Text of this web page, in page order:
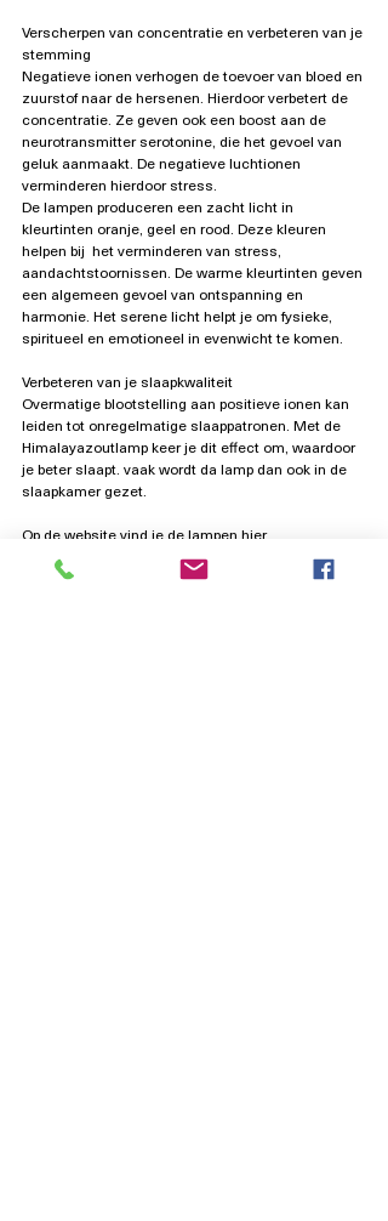
Verscherpen van concentratie en verbeteren van je
stemming
Negatieve ionen verhogen de toevoer van bloed en
zuurstof naar de hersenen. Hierdoor verbetert de
concentratie. Ze geven ook een boost aan de
neurotransmitter serotonine, die het gevoel van
geluk aanmaakt. De negatieve luchtionen
verminderen hierdoor stress.
De lampen produceren een zacht licht in
kleurtinten oranje, geel en rood. Deze kleuren
helpen bij  het verminderen van stress,
aandachtstoornissen. De warme kleurtinten geven
een algemeen gevoel van ontspanning en
harmonie. Het serene licht helpt je om fysieke,
spiritueel en emotioneel in evenwicht te komen.
Verbeteren van je slaapkwaliteit
Overmatige blootstelling aan positieve ionen kan
leiden tot onregelmatige slaappatronen. Met de
Himalayazoutlamp keer je dit effect om, waardoor
je beter slaapt. vaak wordt da lamp dan ook in de
slaapkamer gezet.
Op de website vind je de lampen hier
https://www.edelstenen-in-je-dagelijks-leven-
shop.be/himalaya-zout